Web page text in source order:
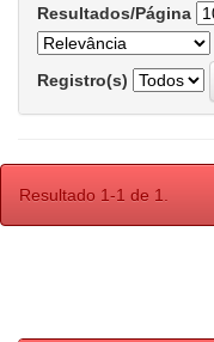
Resultados/Página
Registro(s)
Resultado 1-1 de 1.